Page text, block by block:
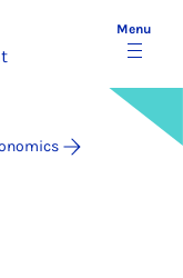
Menu